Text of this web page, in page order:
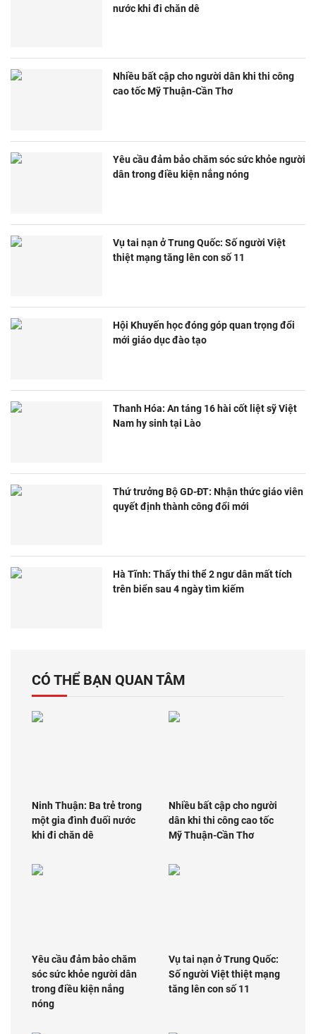
nước khi đi chăn dê
Nhiều bất cập cho người dân khi thi công
cao tốc Mỹ Thuận-Cần Thơ
Yêu cầu đảm bảo chăm sóc sức khỏe người
dân trong điều kiện nắng nóng
Vụ tai nạn ở Trung Quốc: Số người Việt
thiệt mạng tăng lên con số 11
Hội Khuyến học đóng góp quan trọng đổi
mới giáo dục đào tạo
Thanh Hóa: An táng 16 hài cốt liệt sỹ Việt
Nam hy sinh tại Lào
Thứ trưởng Bộ GD-ĐT: Nhận thức giáo viên
quyết định thành công đổi mới
Hà Tĩnh: Thấy thi thể 2 ngư dân mất tích
trên biển sau 4 ngày tìm kiếm
CÓ THỂ BẠN QUAN TÂM
Ninh Thuận: Ba trẻ trong
một gia đình đuối nước
khi đi chăn dê
Nhiều bất cập cho người
dân khi thi công cao tốc
Mỹ Thuận-Cần Thơ
Yêu cầu đảm bảo chăm
sóc sức khỏe người dân
trong điều kiện nắng
nóng
Vụ tai nạn ở Trung Quốc:
Số người Việt thiệt mạng
tăng lên con số 11